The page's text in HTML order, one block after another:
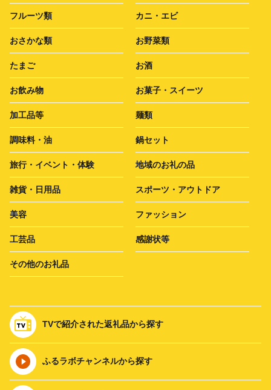
フルーツ類 カニ・エビ
おさかな類 お野菜類
たまご お酒
お飲み物 お菓子・スイーツ
加工品等 麺類
調味料・油 鍋セット
旅行・イベント・体験 地域のお礼の品
雑貨・日用品 スポーツ・アウトドア
美容 ファッション
工芸品 感謝状等
その他のお礼品
TVで紹介された返礼品から探す
ふるラボチャンネルから探す